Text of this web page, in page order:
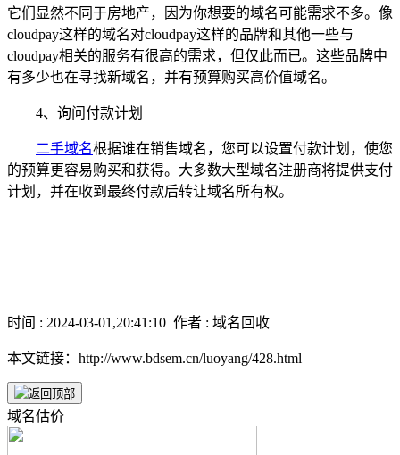
它们显然不同于房地产，因为你想要的域名可能需求不多。像
cloudpay这样的域名对cloudpay这样的品牌和其他一些与
cloudpay相关的服务有很高的需求，但仅此而已。这些品牌中
有多少也在寻找新域名，并有预算购买高价值域名。
4、询问付款计划
二手域名根据谁在销售域名，您可以设置付款计划，使您
的预算更容易购买和获得。大多数大型域名注册商将提供支付
计划，并在收到最终付款后转让域名所有权。
时间 : 2024-03-01,20:41:10 作者 : 域名回收
本文链接：http://www.bdsem.cn/luoyang/428.html
域名估价